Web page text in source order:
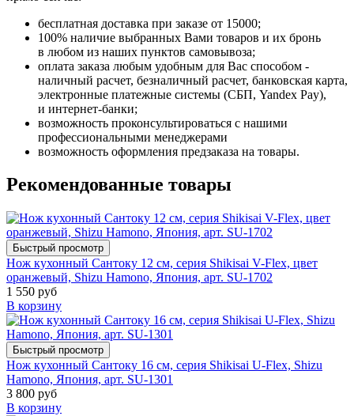
бесплатная доставка при заказе от 15000;
100% наличие выбранных Вами товаров и их бронь
в любом из наших пунктов самовывоза;
оплата заказа любым удобным для Вас способом -
наличный расчет, безналичный расчет, банковская карта,
электронные платежные системы (СБП, Yandex Pay),
и интернет-банки;
возможность проконсультироваться с нашими
профессиональными менеджерами
возможность оформления предзаказа на товары.
Рекомендованные товары
Быстрый просмотр
Нож кухонный Сантоку 12 см, серия Shikisai V-Flex, цвет
оранжевый, Shizu Hamono, Япония, арт. SU-1702
1 550 руб
В корзину
Быстрый просмотр
Нож кухонный Сантоку 16 см, серия Shikisai U-Flex, Shizu
Hamono, Япония, арт. SU-1301
3 800 руб
В корзину